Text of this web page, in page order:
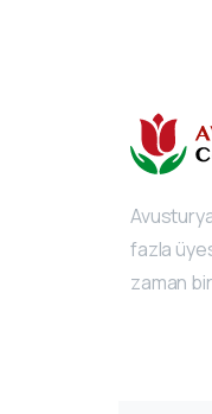
fazla
zaman